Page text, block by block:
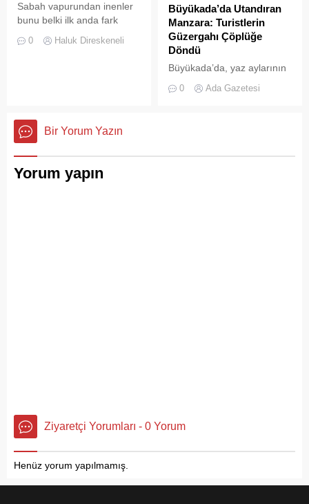
Sabah vapurundan inenler
bunu belki ilk anda fark
etmeyebilir. Ama
Büyükada’yı elli, altmış yıldır
0 Haluk Direskeneli
Büyükada’da Utandıran
Manzara: Turistlerin
Güzergahı Çöplüğe
Döndü
Büyükada’da, yaz aylarının
gelmesiyle birlikte artan
ziyaretçi yoğunluğu, temizlik
0 Ada Gazetesi
Bir Yorum Yazın
Yorum yapın
Ziyaretçi Yorumları - 0 Yorum
Henüz yorum yapılmamış.